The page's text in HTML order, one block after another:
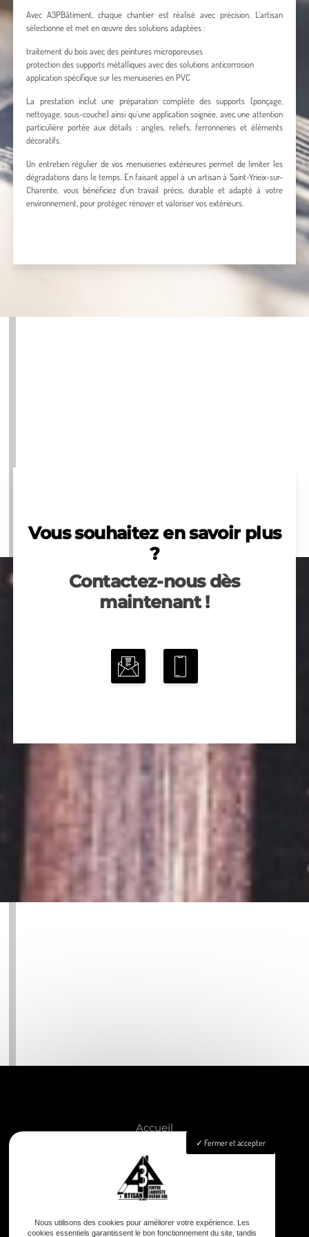
Avec A3PBâtiment, chaque chantier est réalisé avec précision. L’artisan
sélectionne et met en œuvre des solutions adaptées :
traitement du bois avec des peintures microporeuses
protection des supports métalliques avec des solutions anticorrosion
application spécifique sur les menuiseries en PVC
La prestation inclut une préparation complète des supports (ponçage,
nettoyage, sous-couche) ainsi qu’une application soignée, avec une attention
particulière portée aux détails : angles, reliefs, ferronneries et éléments
décoratifs.
Un entretien régulier de vos menuiseries extérieures permet de limiter les
dégradations dans le temps. En faisant appel à un artisan à Saint-Yrieix-sur-
Charente, vous bénéficiez d’un travail précis, durable et adapté à votre
environnement, pour protéger, rénover et valoriser vos extérieurs.
Vous souhaitez en savoir plus
?
Contactez-nous dès
maintenant !
Accueil
Aménagement intérieur
Isolation
Pose de revêtements sols & murs
Nos réalisations
Fermer et accepter
Nous utilisons des cookies pour améliorer votre expérience. Les
cookies essentiels garantissent le bon fonctionnement du site, tandis